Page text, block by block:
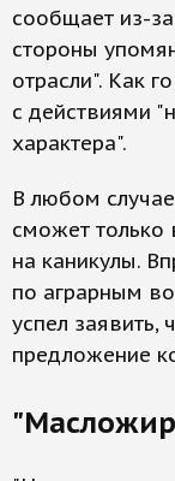
сообщает из-
стороны
отрасли". Как
с действиями
характера".
В любом
сможет только
на каникулы.
по аграрным
успел заявить,
предложение